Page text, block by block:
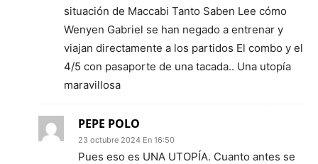
situación de Maccabi Tanto Saben Lee cómo
Wenyen Gabriel se han negado a entrenar y
viajan directamente a los partidos El combo y el
4/5 con pasaporte de una tacada.. Una utopía
maravillosa
PEPE POLO
23 octubre 2024 En 16:50
Pues eso es UNA UTOPÍA. Cuanto antes se